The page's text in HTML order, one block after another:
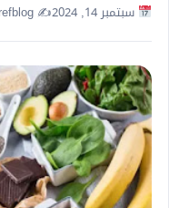
سبتمبر 14, 2024 ✍️ e3refblog